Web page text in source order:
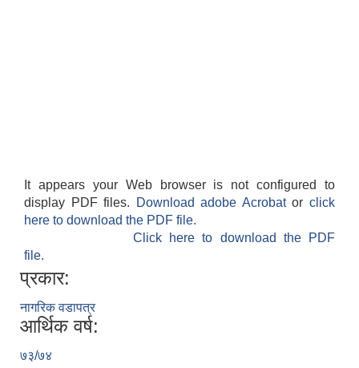
It appears your Web browser is not configured to
display PDF files.
Download adobe Acrobatorclick
here to download the PDF file.
Click here to download the PDF
file.
प्रकार:
नागरिक वडापत्र
आर्थिक वर्ष:
७३/७४